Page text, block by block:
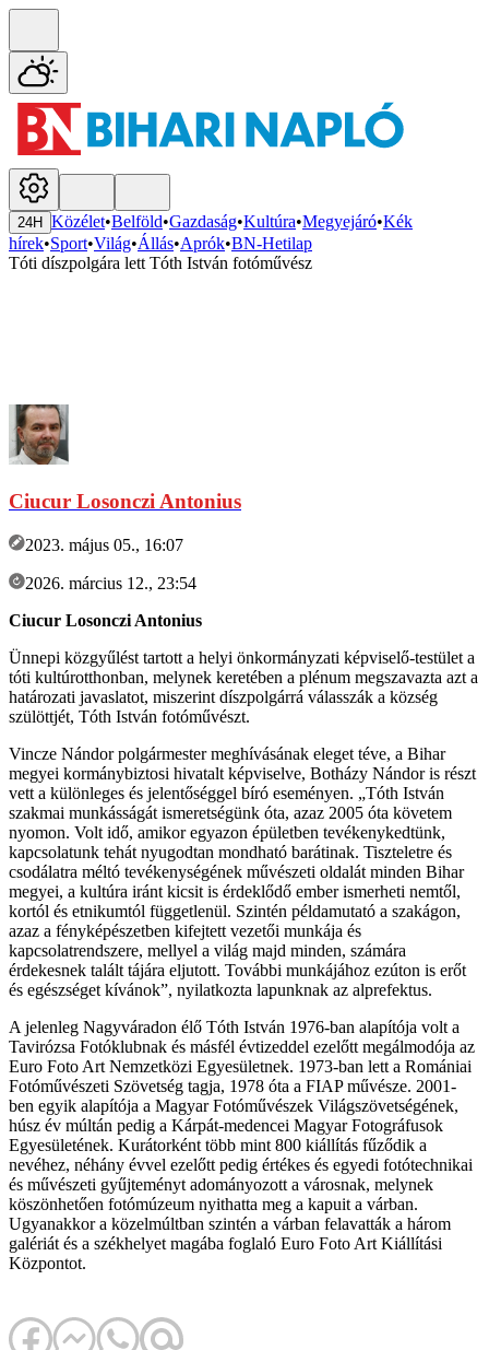
24H Közélet•Belföld•Gazdaság•Kultúra•Megyejáró•Kék
hírek•Sport•Világ•Állás•Aprók•BN-Hetilap
Tóti díszpolgára lett Tóth István fotóművész
Ciucur Losonczi Antonius
2023. május 05., 16:07
2026. március 12., 23:54
Ciucur Losonczi Antonius
Ünnepi közgyűlést tartott a helyi önkormányzati képviselő-testület a
tóti kultúrotthonban, melynek keretében a plénum megszavazta azt a
határozati javaslatot, miszerint díszpolgárrá válasszák a község
szülöttjét, Tóth István fotóművészt.
Vincze Nándor polgármester meghívásának eleget téve, a Bihar
megyei kormánybiztosi hivatalt képviselve, Botházy Nándor is részt
vett a különleges és jelentőséggel bíró eseményen. „Tóth István
szakmai munkásságát ismeretségünk óta, azaz 2005 óta követem
nyomon. Volt idő, amikor egyazon épületben tevékenykedtünk,
kapcsolatunk tehát nyugodtan mondható barátinak. Tiszteletre és
csodálatra méltó tevékenységének művészeti oldalát minden Bihar
megyei, a kultúra iránt kicsit is érdeklődő ember ismerheti nemtől,
kortól és etnikumtól függetlenül. Szintén példamutató a szakágon,
azaz a fényképészetben kifejtett vezetői munkája és
kapcsolatrendszere, mellyel a világ majd minden, számára
érdekesnek talált tájára eljutott. További munkájához ezúton is erőt
és egészséget kívánok”, nyilatkozta lapunknak az alprefektus.
A jelenleg Nagyváradon élő Tóth István 1976-ban alapítója volt a
Tavirózsa Fotóklubnak és másfél évtizeddel ezelőtt megálmodója az
Euro Foto Art Nemzetközi Egyesületnek. 1973-ban lett a Romániai
Fotóművészeti Szövetség tagja, 1978 óta a FIAP művésze. 2001-
ben egyik alapítója a Magyar Fotóművészek Világszövetségének,
húsz év múltán pedig a Kárpát-medencei Magyar Fotográfusok
Egyesületének. Kurátorként több mint 800 kiállítás fűződik a
nevéhez, néhány évvel ezelőtt pedig értékes és egyedi fotótechnikai
és művészeti gyűjteményt adományozott a városnak, melynek
köszönhetően fotómúzeum nyithatta meg a kapuit a várban.
Ugyanakkor a közelmúltban szintén a várban felavatták a három
galériát és a székhelyet magába foglaló Euro Foto Art Kiállítási
Központot.